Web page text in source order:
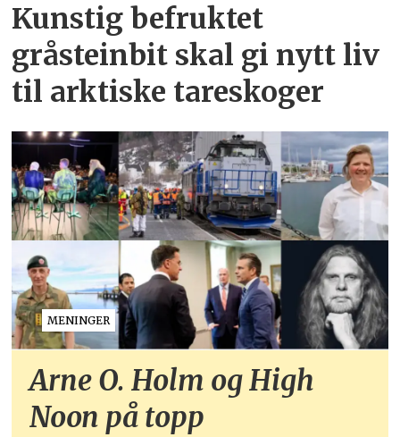
Kunstig befruktet
gråsteinbit skal gi nytt liv
til arktiske tareskoger
MENINGER
Arne O. Holm og High
Noon på topp